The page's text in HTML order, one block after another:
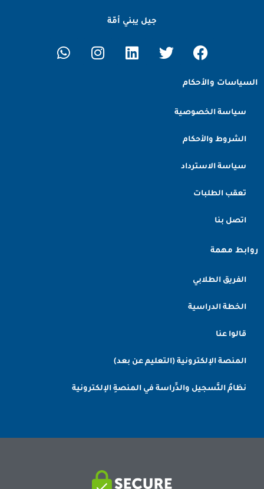
جيل يبني أمّة
السياسات والأحكام
سياسة الخصوصية
الشروط والأحكام
سياسة الاسترداد
تعقب الطلبات
اتصل بنا
روابط مهمة
الفريق الطلابي
الخطة الدراسية
قالوا عنا
المنصة الإلكترونية (التعليم عن بعد)
نظامُ التَّسجيل والدِّراسة في المنصةِ الإلكترونية